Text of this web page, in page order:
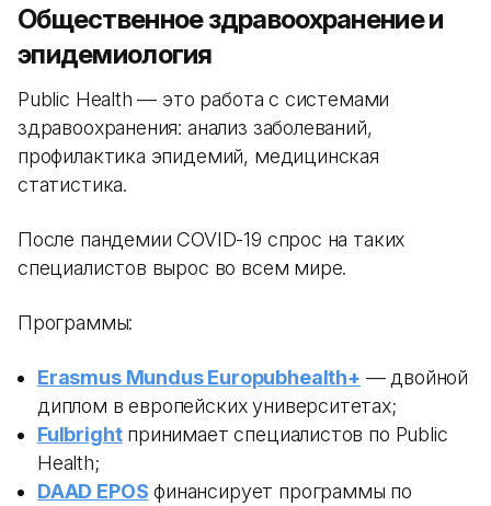
Общественное здравоохранение и
эпидемиология
Public Health — это работа с системами
здравоохранения: анализ заболеваний,
профилактика эпидемий, медицинская
статистика.
После пандемии COVID-19 спрос на таких
специалистов вырос во всем мире.
Программы:
Erasmus Mundus Europubhealth+ — двойной
диплом в европейских университетах;
Fulbrightпринимает специалистов по Public
Health;
DAAD EPOS финансирует программы по